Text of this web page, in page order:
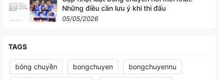
Những điều cần lưu ý khi thi đấu
05/05/2026
TAGS
bóng chuyền bongchuyen bongchuyennu